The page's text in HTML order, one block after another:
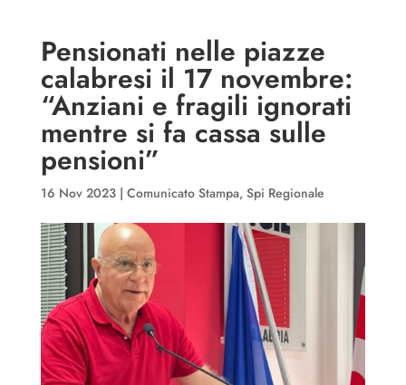
Pensionati nelle piazze
calabresi il 17 novembre:
“Anziani e fragili ignorati
mentre si fa cassa sulle
pensioni”
16 Nov 2023| Comunicato Stampa, Spi Regionale